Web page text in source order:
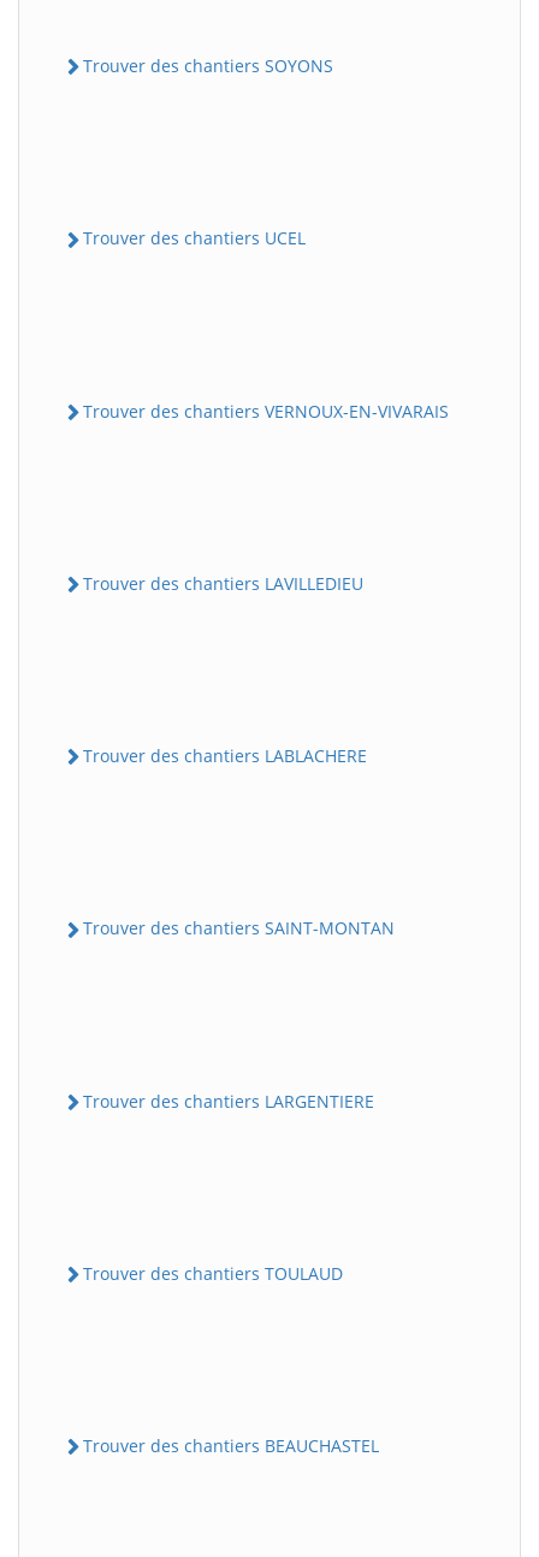
Trouver des chantiers SOYONS
Trouver des chantiers UCEL
Trouver des chantiers VERNOUX-EN-VIVARAIS
Trouver des chantiers LAVILLEDIEU
Trouver des chantiers LABLACHERE
Trouver des chantiers SAINT-MONTAN
Trouver des chantiers LARGENTIERE
Trouver des chantiers TOULAUD
Trouver des chantiers BEAUCHASTEL